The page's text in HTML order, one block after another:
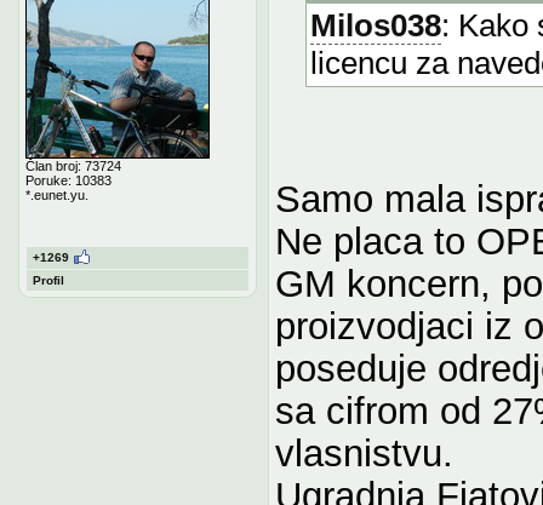
Član broj: 73724
Poruke: 10383
*.eunet.yu.
+1269
Profil
Milos038: Kako
licencu za
Samo mala
Ne placa to
GM koncern,
proizvodjaci iz
poseduje
sa cifrom od
vlasnistvu.
Ugradnja